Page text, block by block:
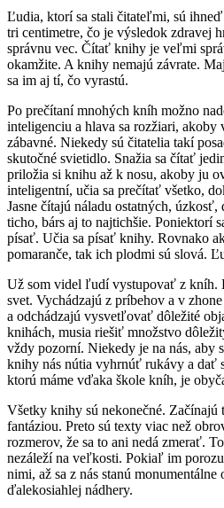
Ľudia, ktorí sa stali čitateľmi, sú
tri centimetre, čo je výsledok zdravej
správnu vec. Čítať knihy je veľmi
okamžite. A knihy nemajú závrate.
sa im aj tí, čo vyrastú.
Po prečítaní mnohých kníh možno
inteligenciu a hlava sa rozžiari, akoby
zábavné. Niekedy sú čitatelia takí
skutočné svietidlo. Snažia sa čítať
priložia si knihu až k nosu, akoby ju
inteligentní, učia sa prečítať všetko,
Jasne čítajú náladu ostatných,
ticho, bárs aj to najtichšie. Poniektorí
písať. Učia sa písať knihy. Rovnako
pomaranče, tak ich plodmi sú slová.
Už som videl ľudí vystupovať z kníh.
svet. Vychádzajú z príbehov a v
a odchádzajú vysvetľovať dôležité
knihách, musia riešiť množstvo
vždy pozorní. Niekedy je na nás, aby
knihy nás nútia vyhrnúť rukávy a dať
ktorú máme vďaka škole kníh, je
Všetky knihy sú nekonečné. Začínajú
fantáziou. Preto sú texty viac než
rozmerov, že sa to ani nedá zmerať.
nezáleží na veľkosti. Pokiaľ im
nimi, až sa z nás stanú
ďalekosiahlej nádhery.